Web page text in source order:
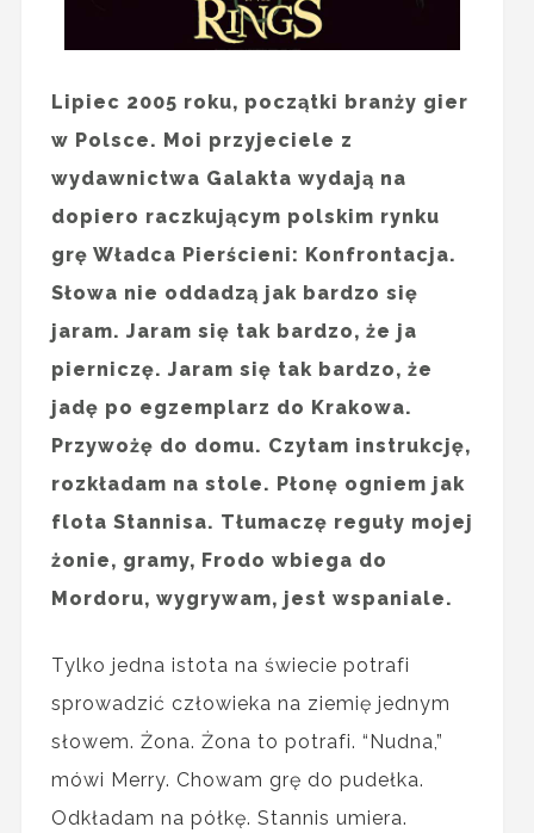
Lipiec 2005 roku, początki branży gier
w Polsce. Moi przyjeciele z
wydawnictwa Galakta wydają na
dopiero raczkującym polskim rynku
grę Władca Pierścieni: Konfrontacja.
Słowa nie oddadzą jak bardzo się
jaram. Jaram się tak bardzo, że ja
pierniczę. Jaram się tak bardzo, że
jadę po egzemplarz do Krakowa.
Przywożę do domu. Czytam instrukcję,
rozkładam na stole. Płonę ogniem jak
flota Stannisa. Tłumaczę reguły mojej
żonie, gramy, Frodo wbiega do
Mordoru, wygrywam, jest wspaniale.
Tylko jedna istota na świecie potrafi
sprowadzić człowieka na ziemię jednym
słowem. Żona. Żona to potrafi. “Nudna,”
mówi Merry. Chowam grę do pudełka.
Odkładam na półkę. Stannis umiera.